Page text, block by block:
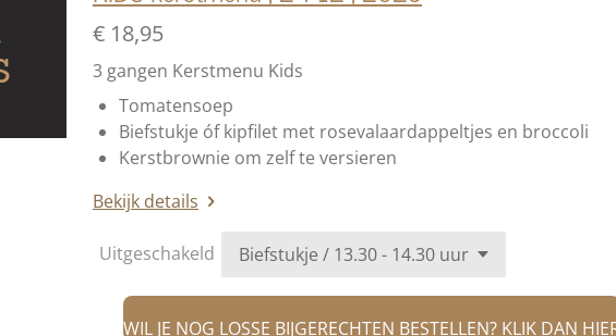
€ 18,95
3 gangen Kerstmenu Kids
Tomatensoep
Biefstukje óf kipfilet met rosevalaardappeltjes en broccoli
Kerstbrownie om zelf te versieren
Bekijk details
Uitgeschakeld
WIL JE NOG LOSSE BIJGERECHTEN BESTELLEN? KLIK DAN